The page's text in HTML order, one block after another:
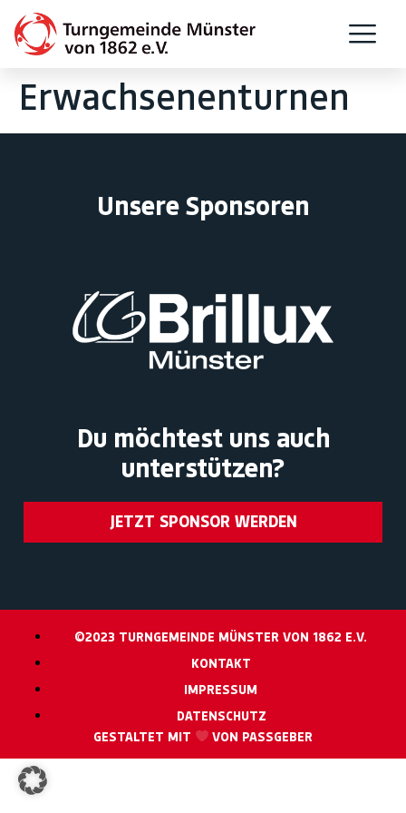
Erwachsenenturnen
Unsere Sponsoren
Du möchtest uns auch
unterstützen?
JETZT SPONSOR WERDEN
©2023 TURNGEMEINDE MÜNSTER VON 1862 E.V.
KONTAKT
IMPRESSUM
DATENSCHUTZ
GESTALTET MIT
VON PASSGEBER